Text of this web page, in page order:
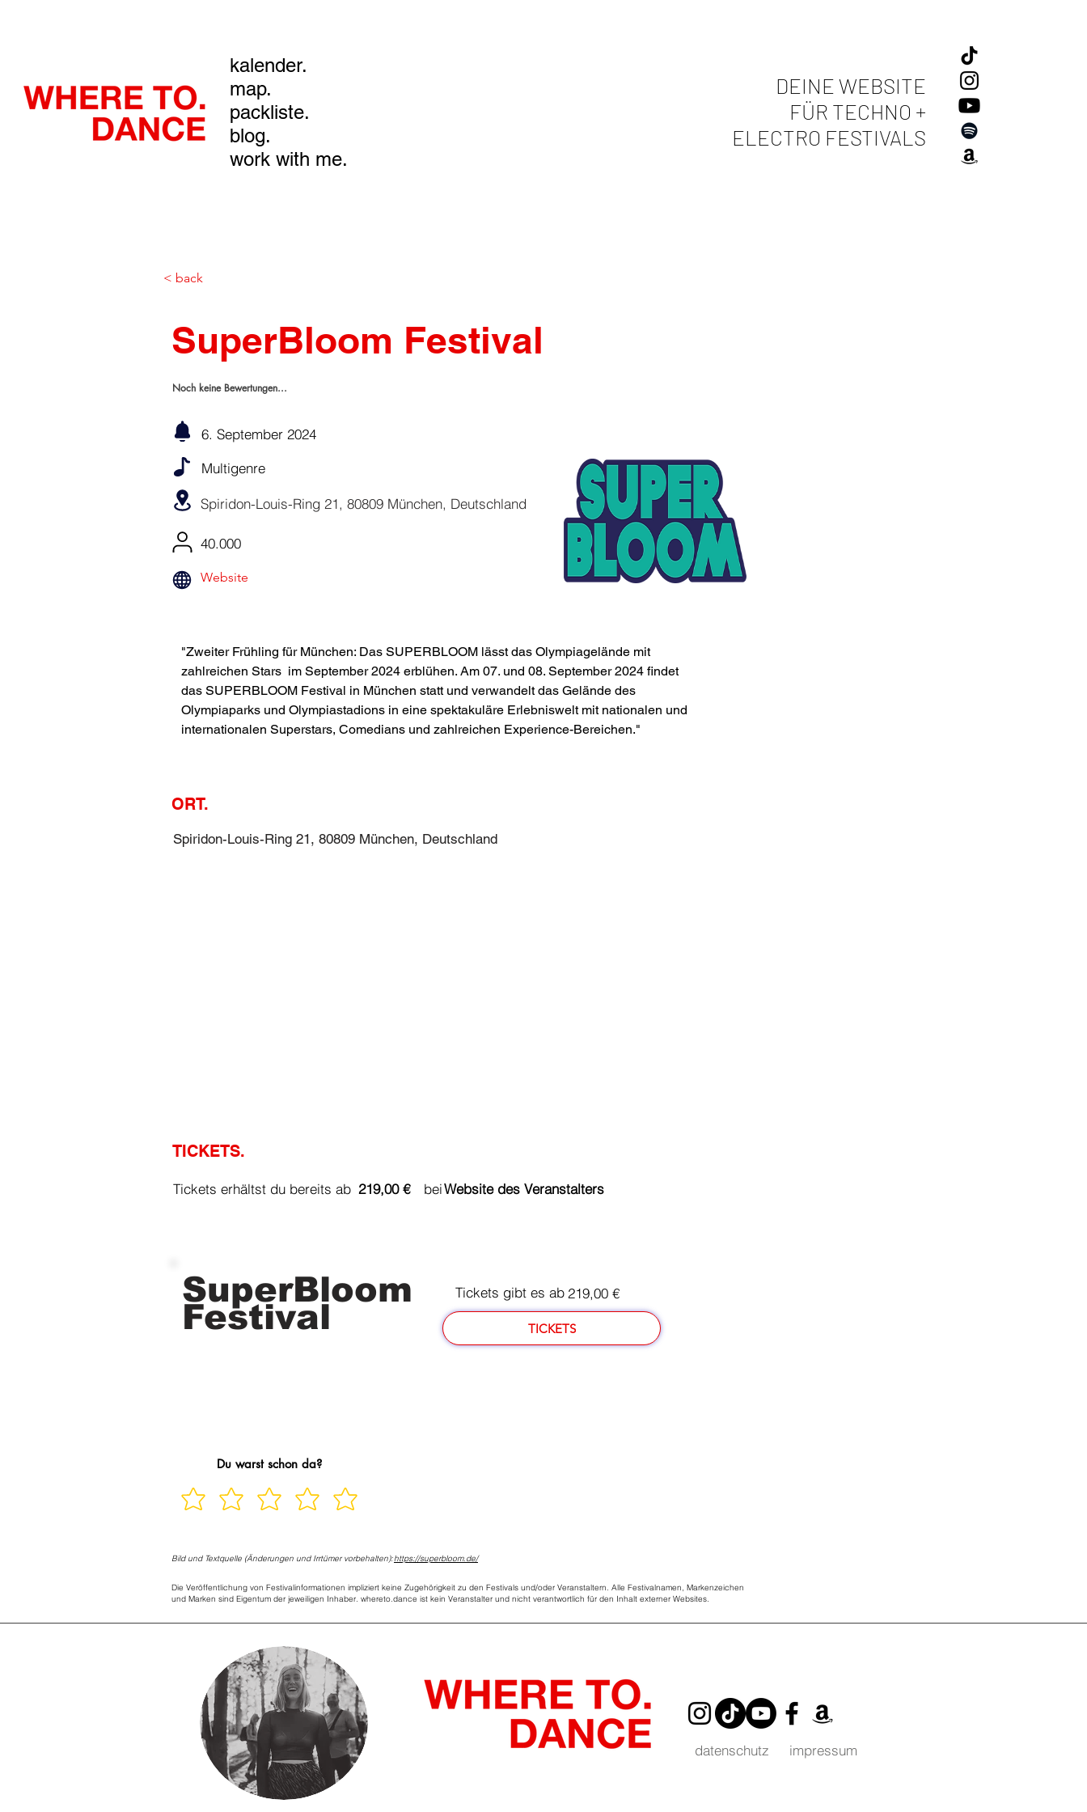
kalender.
map.
packliste.
blog.
work with me.
DEINE WEBSITE
FÜR TECHNO +
ELECTRO FESTIVALS
SuperBloom Festival
Noch keine Bewertungen...
6. September 2024
Multigenre
Spiridon-Louis-Ring 21, 80809 München, Deutschland
40.000
Website
"Zweiter Frühling für München: Das SUPERBLOOM lässt das Olympiagelände mit
zahlreichen Stars  im September 2024 erblühen. Am 07. und 08. September 2024 findet
das SUPERBLOOM Festival in München statt und verwandelt das Gelände des
Olympiaparks und Olympiastadions in eine spektakuläre Erlebniswelt mit nationalen und
internationalen Superstars, Comedians und zahlreichen Experience-Bereichen."
< back
ORT.
Spiridon-Louis-Ring 21, 80809 München, Deutschland
TICKETS.
Tickets erhältst du bereits ab bei
219,00 € Website des Veranstalters
SuperBloom
Festival
Tickets gibt es ab 219,00 €
TICKETS
Du warst schon da?
Bild und Textquelle (Änderungen und Irrtümer vorbehalten):https://superbloom.de/
Die Veröffentlichung von Festivalinformationen impliziert keine Zugehörigkeit zu den Festivals und/oder Veranstaltern. Alle Festivalnamen, Markenzeichen
und Marken sind Eigentum der jeweiligen Inhaber. whereto.dance ist kein Veranstalter und nicht verantwortlich für den Inhalt externer Websites.
datenschutz impressum